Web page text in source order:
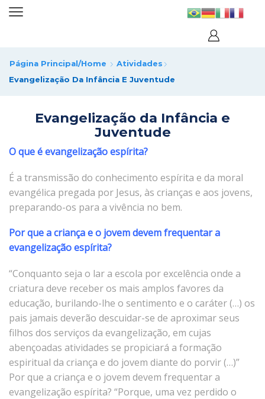
Página Principal/home
Atividades
Evangelização Da Infância E Juventude
Evangelização da Infância e
Juventude
O que é evangelização espírita?
É a transmissão do conhecimento espírita e da moral
evangélica pregada por Jesus, às crianças e aos jovens,
preparando-os para a vivência no bem.
Por que a criança e o jovem devem frequentar a
evangelização espírita?
“Conquanto seja o lar a escola por excelência onde a
criatura deve receber os mais amplos favores da
educação, burilando-lhe o sentimento e o caráter (…) os
pais jamais deverão descuidar-se de aproximar seus
filhos dos serviços da evangelização, em cujas
abençoadas atividades se propiciará a formação
espiritual da criança e do jovem diante do porvir (…)”
Por que a criança e o jovem devem frequentar a
evangelização espírita? “Porque, uma vez perdido o